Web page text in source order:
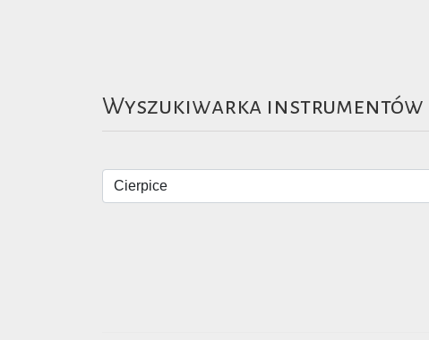
Wyszukiwarka instrumentów